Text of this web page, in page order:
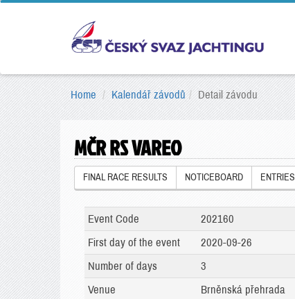
Home Kalendář závodů Detail závodu
MČR RS VAREO
FINAL RACE RESULTS NOTICEBOARD ENTRIES
Event Code
202160
First day of the event
2020-09-26
Number of days
3
Venue
Brněnská přehrada